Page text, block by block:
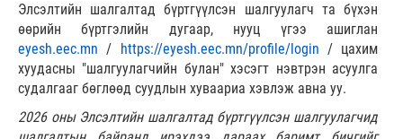
Элсэлтийн шалгалтад бүртгүүлсэн шалгуулагч та бүхэн
өөрийн бүртгэлийн дугаар, нууц үгээ ашиглан
eyesh.eec.mn / https://eyesh.eec.mn/profile/login / цахим
хуудасны "шалгуулагчийн булан" хэсэгт нэвтрэн асуулга
судалгааг бөглөөд суудлын хуваариа хэвлэж авна уу.
2026 оны Элсэлтийн шалгалтад бүртгүүлсэн шалгуулагчид